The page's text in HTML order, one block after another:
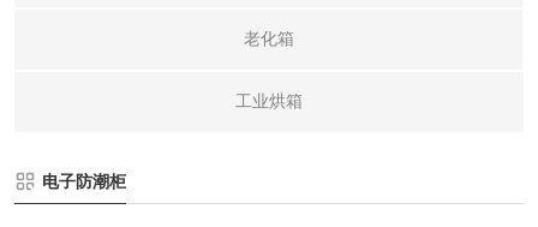
老化箱
工业烘箱
电子防潮柜